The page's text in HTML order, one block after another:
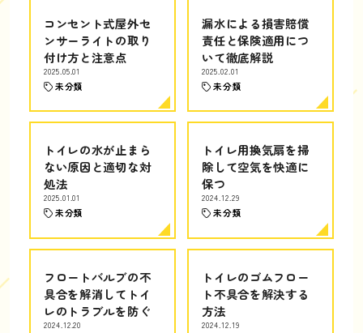
コンセント式屋外セ
ンサーライトの取り
付け方と注意点
2025.05.01
未分類
漏水による損害賠償
責任と保険適用につ
いて徹底解説
2025.02.01
未分類
トイレの水が止まら
ない原因と適切な対
処法
2025.01.01
未分類
トイレ用換気扇を掃
除して空気を快適に
保つ
2024.12.29
未分類
フロートバルブの不
具合を解消してトイ
レのトラブルを防ぐ
2024.12.20
トイレのゴムフロー
ト不具合を解決する
方法
2024.12.19